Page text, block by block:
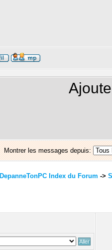
Montrer les messages depuis:
DepanneTonPC Index du Forum ->